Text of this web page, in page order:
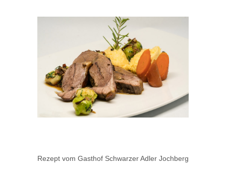
Rezept vom Gasthof Schwarzer Adler Jochberg